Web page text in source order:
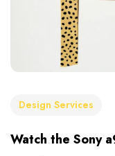
Design Services
Watch the Sony